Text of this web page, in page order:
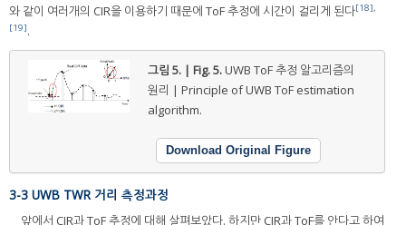
와 같이 여러개의 CIR을 이용하기 때문에 ToF 추정에 시간이 걸리게 된다[18],
[19].
그림 5. | Fig. 5.UWB ToF 추정 알고리즘의
원리 | Principle of UWB ToF estimation
algorithm.
Download Original Figure
3-3 UWB TWR 거리 측정과정
앞에서 CIR과 ToF 추정에 대해 살펴보았다. 하지만 CIR과 ToF를 안다고 하여